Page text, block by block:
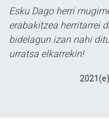
Esku Dago herri
erabakitzea herritarrei
bidelagun izan nahi
urratsa elkarrekin!